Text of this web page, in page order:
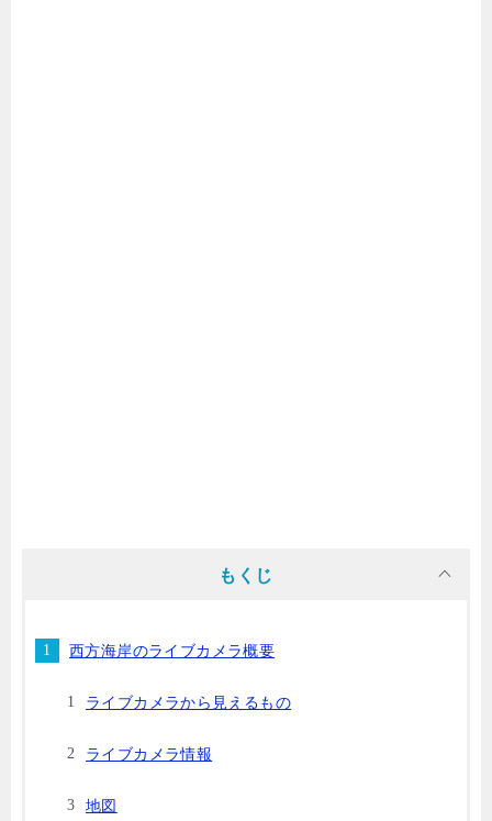
もくじ
西方海岸のライブカメラ概要
ライブカメラから見えるもの
ライブカメラ情報
地図